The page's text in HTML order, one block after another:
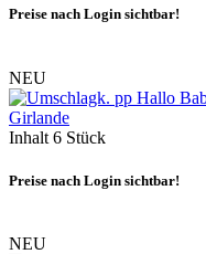
Preise nach Login sichtbar!
NEU
Girlande
Inhalt 6 Stück
Preise nach Login sichtbar!
NEU